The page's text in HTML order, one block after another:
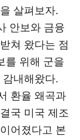
살펴보자.
안보와 금융
쳐 왔다는 점
를 위해 군을
내해왔다.
환율 왜곡과
국 미국 제조
어졌다고 본